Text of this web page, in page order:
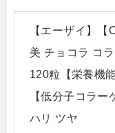
【エーザイ】【
美 チョコラ コ
120粒【栄養機
【低分子コラー
ハリ ツヤ